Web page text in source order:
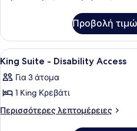
Suite
Προβολή
Προβολή
όλων
των
φωτογραφιών
για
3
King Suite - Disability Access
Για 3 άτομα
1 King Κρεβάτι
Περισσότερες λεπτομέρειες
Περισσότερες